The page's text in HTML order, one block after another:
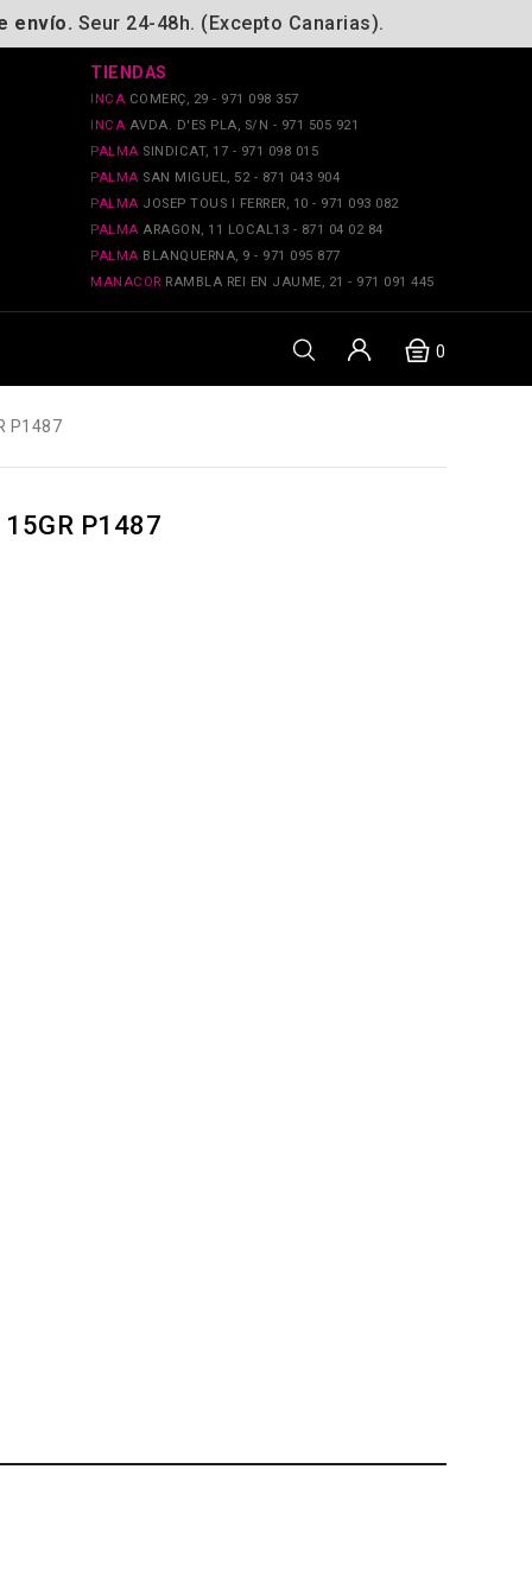
envío. Seur 24-48h. (Excepto Canarias).
TIENDAS
INCA COMERÇ, 29 - 971 098 357
INCA AVDA. D'ES PLA, S/N - 971 505 921
PALMA SINDICAT, 17 - 971 098 015
PALMA SAN MIGUEL, 52 - 871 043 904
PALMA JOSEP TOUS I FERRER, 10 - 971 093 082
PALMA ARAGON, 11 LOCAL13 - 871 04 02 84
PALMA BLANQUERNA, 9 - 971 095 877
MANACOR RAMBLA REI EN JAUME, 21 - 971 091 445
0
P1487
15GR P1487